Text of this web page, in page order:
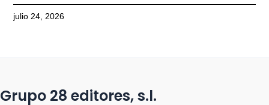
julio 24, 2026
Grupo 28 editores, s.l.